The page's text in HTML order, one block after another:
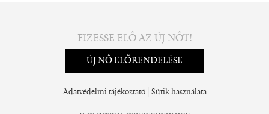
FIZESSE ELŐ AZ ÚJ NŐT!
ÚJ NŐ ELŐRENDELÉSE
Adatvédelmi tájékoztató| Sütik használata